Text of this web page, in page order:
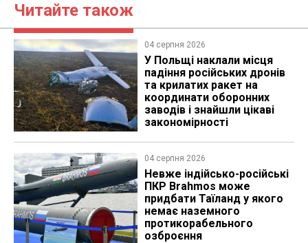
Читайте також
04 серпня 2026
У Польщі наклали місця
падіння російських дронів
та крилатих ракет на
координати оборонних
заводів і знайшли цікаві
закономірності
04 серпня 2026
Невже індійсько-російські
ПКР Brahmos може
придбати Таїланд у якого
немає наземного
протикорабельного
озброєння